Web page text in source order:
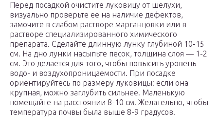
Перед посадкой очистите луковицу от шелухи,
визуально проверьте ее на наличие дефектов,
замочите в слабом растворе марганцовки или в
растворе специализированного химического
препарата. Сделайте длинную лунку глубиной 10-15
см. На дно лунки насыпьте песок, толщина слоя — 1-2
см. Это делается для того, чтобы повысить уровень
водо- и воздухопроницаемости. При посадке
ориентируйтесь по размеру луковицы: если она
крупная, можно заглубить сильнее. Маленькую
помещайте на расстоянии 8-10 см. Желательно, чтобы
температура почвы была выше 8-9 градусов.